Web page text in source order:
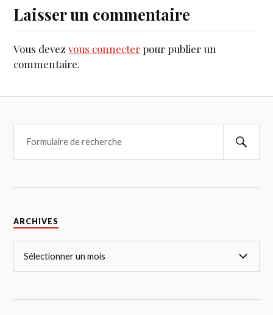
Laisser un commentaire
Vous devezvous connecterpour publier un
commentaire.
ARCHIVES